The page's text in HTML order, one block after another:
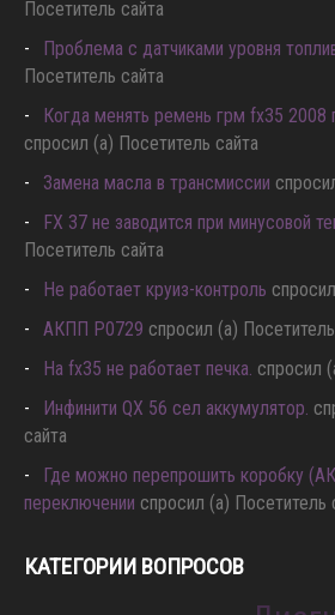
Посетитель сайта
Проблема с датчиками уровня
Посетитель сайта
Когда менять ремень грм fx35 2008
спросил (а) Посетитель сайта
Замена масла в трансмиссии
FX 37 не заводится при минусовой
Посетитель сайта
Не работает круиз-контроль
АКПП P0729 спросил (а)
Hа fx35 не работает печка. спросил
Инфинити QX 56 сел аккумулятор.
сайта
Где можно перепрошить коробку
переключении спросил (а) Посетитель
КАТЕГОРИИ ВОПРОСОВ